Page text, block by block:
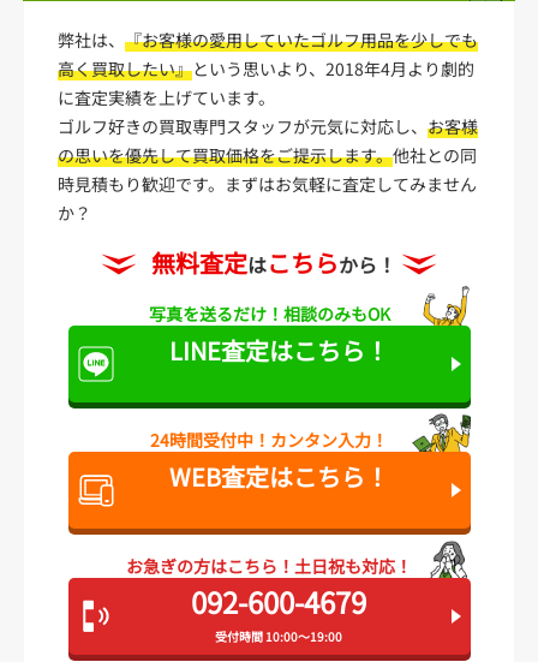
弊社は、『お客様の愛用していたゴルフ用品を少しでも
高く買取したい』という思いより、2018年4月より劇的
に査定実績を上げています。
ゴルフ好きの買取専門スタッフが元気に対応し、お客様
の思いを優先して買取価格をご提示します。他社との同
時見積もり歓迎です。まずはお気軽に査定してみません
か？
無料査定はこちらから！
写真を送るだけ！ 相談のみもOK
LINE査定はこちら！
24時間受付中！ カンタン入力！
WEB査定はこちら！
お急ぎの方はこちら！ 土日祝も対応！
092-600-4679
受付時間 10:00～19:00